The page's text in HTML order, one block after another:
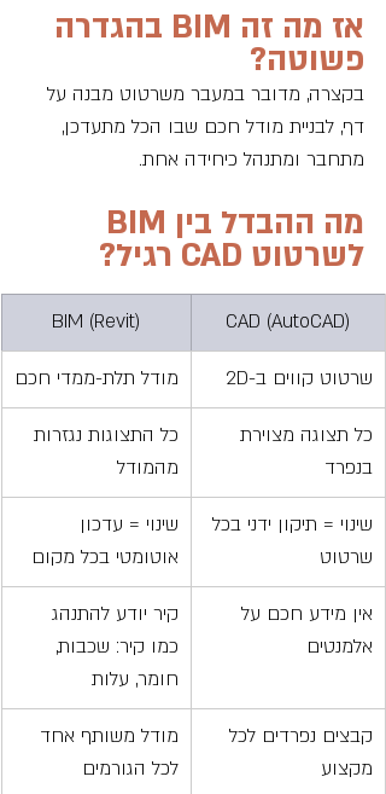
אז מה זה BIM בהגדרה
פשוטה?
בקצרה, מדובר במעבר משרטוט מבנה על
דף, לבניית מודל חכם שבו הכל מתעדכן,
מתחבר ומתנהל כיחידה אחת.
לשרטוט CAD רגיל?
CAD (AutoCAD)
BIM (Revit)
שרטוט קווים ב-2D מודל תלת-ממדי חכם
כל תצוגה מצוירת
בנפרד
כל התצוגות נגזרות
מהמודל
שינוי = תיקון ידני בכל
שרטוט
שינוי = עדכון
אוטומטי בכל מקום
אין מידע חכם על
אלמנטים
קיר יודע להתנהג
כמו קיר: שכבות,
חומר, עלות
קבצים נפרדים לכל
מקצוע
מודל משותף אחד
לכל הגורמים